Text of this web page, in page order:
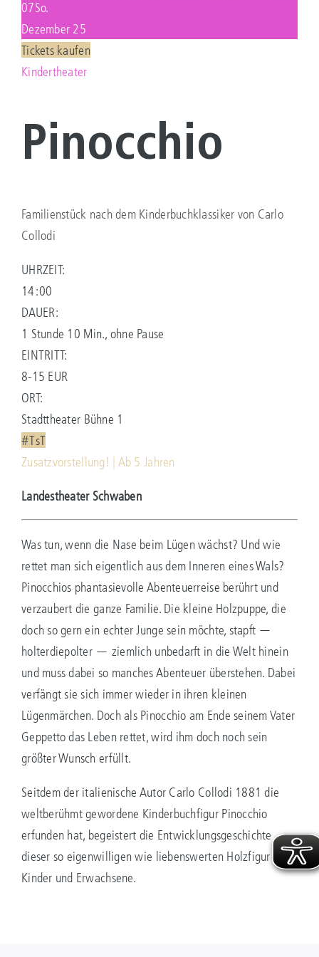
KONTAKT
07So.
Dezember 25
Tickets kaufen
Kindertheater
Pinocchio
Familienstück nach dem Kinderbuchklassiker von Carlo
Collodi
UHRZEIT:
14:00
DAUER:
1 Stunde 10 Min., ohne Pause
EINTRITT:
8-15 EUR
ORT:
Stadttheater Bühne 1
#TsT
Zusatzvorstellung! | Ab 5 Jahren
Landestheater Schwaben
Was tun, wenn die Nase beim Lügen wächst? Und wie
rettet man sich eigentlich aus dem Inneren eines Wals?
Pinocchios phantasievolle Abenteuerreise berührt und
verzaubert die ganze Familie. Die kleine Holzpuppe, die
doch so gern ein echter Junge sein möchte, stapft —
holterdiepolter — ziemlich unbedarft in die Welt hinein
und muss dabei so manches Abenteuer überstehen. Dabei
verfängt sie sich immer wieder in ihren kleinen
Lügenmärchen. Doch als Pinocchio am Ende seinem Vater
Geppetto das Leben rettet, wird ihm doch noch sein
größter Wunsch erfüllt.
Seitdem der italienische Autor Carlo Collodi 1881 die
weltberühmt gewordene Kinderbuchfigur Pinocchio
erfunden hat, begeistert die Entwicklungsgeschichte
dieser so eigenwilligen wie liebenswerten Holzfigur
Kinder und Erwachsene.